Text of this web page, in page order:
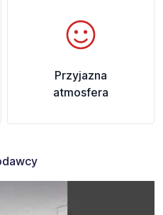
Przyjazna
atmosfera